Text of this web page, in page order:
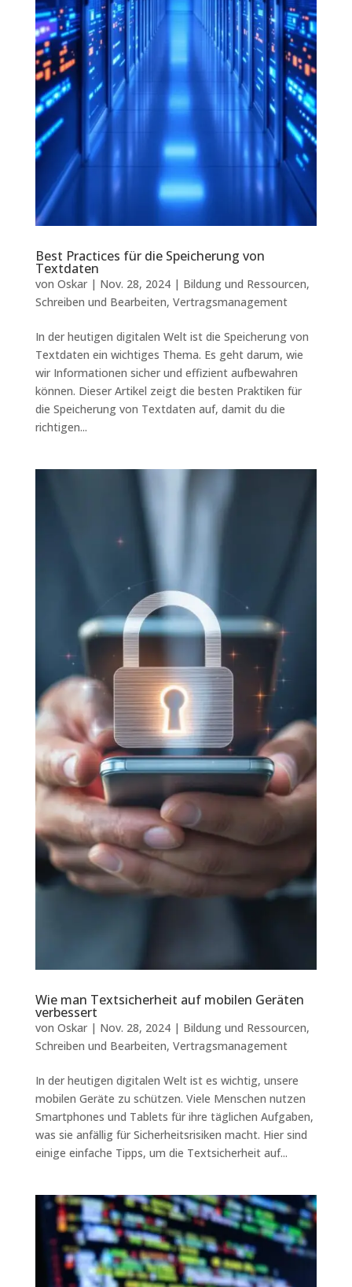
Best Practices für die Speicherung von
Textdaten
von Oskar| Nov. 28, 2024| Bildung und Ressourcen,
Schreiben und Bearbeiten, Vertragsmanagement
In der heutigen digitalen Welt ist die Speicherung von
Textdaten ein wichtiges Thema. Es geht darum, wie
wir Informationen sicher und effizient aufbewahren
können. Dieser Artikel zeigt die besten Praktiken für
die Speicherung von Textdaten auf, damit du die
richtigen...
Wie man Textsicherheit auf mobilen Geräten
verbessert
von Oskar| Nov. 28, 2024| Bildung und Ressourcen,
Schreiben und Bearbeiten, Vertragsmanagement
In der heutigen digitalen Welt ist es wichtig, unsere
mobilen Geräte zu schützen. Viele Menschen nutzen
Smartphones und Tablets für ihre täglichen Aufgaben,
was sie anfällig für Sicherheitsrisiken macht. Hier sind
einige einfache Tipps, um die Textsicherheit auf...